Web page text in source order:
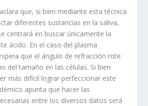
que, si bien mediante esta técnica
diferentes sustancias en la saliva,
centrará en buscar únicamente la
ácido. En el caso del plasma
que el ángulo de refracción rote
del tamaño en las células. Si bien
más difícil lograr perfeccionar este
apunta que hacer las
entre los diversos datos será